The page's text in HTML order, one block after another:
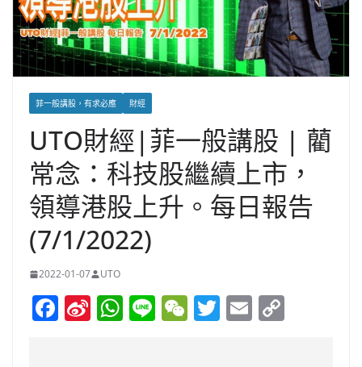
菲一般講股，有求必應 財經
UTO財經|菲一般講股 | 藺
常念：科技股繼續上市，
領導港股上升。每日報告
(7/1/2022)
2022-01-07 UTO
F Si W Li W T E